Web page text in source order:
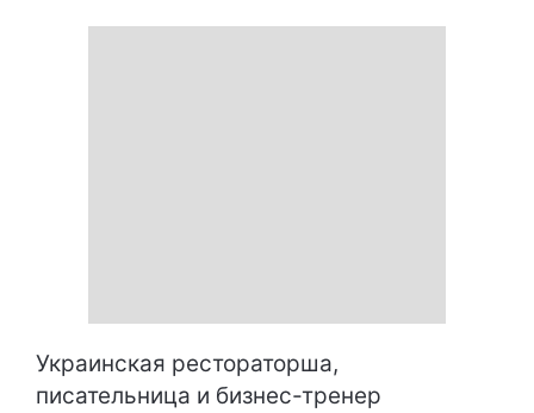
Украинская рестораторша,
писательница и бизнес-тренер